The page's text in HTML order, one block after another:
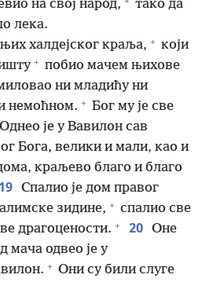
на свој народ,
тако да
лека.
халдејског краља, + који
+ побио мачем њихове
ни младићу ни
немоћном. + Бог му је све
Однео је у Вавилон сав
Бога, велики и мали, као и
краљево благо и благо
19 Спалио је дом правог
зидине, + спалио све
драгоцености. + 20 Оне
мача одвео је у
+ Они су били слуге